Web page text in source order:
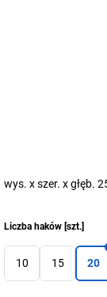
wys. x szer. x głęb.
Liczba haków [szt.]
10 15 20